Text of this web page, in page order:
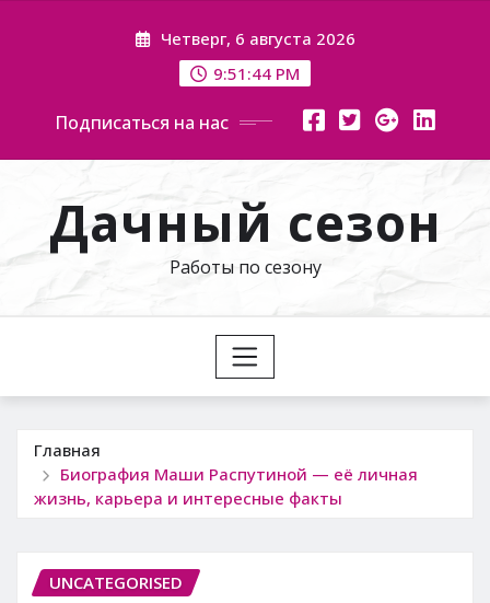
Четверг, 6 августа 2026
9:51:45 PM
Подписаться на нас
Дачный сезон
Работы по сезону
Главная
Биография Маши Распутиной — её личная
жизнь, карьера и интересные факты
UNCATEGORISED